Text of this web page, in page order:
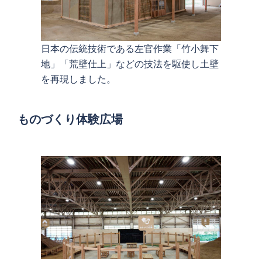
日本の伝統技術である左官作業「竹小舞下
地」「荒壁仕上」などの技法を駆使し土壁
を再現しました。
ものづくり体験広場